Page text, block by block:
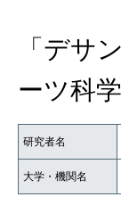
「デサ
ーツ科
研究者名
大学・機関名